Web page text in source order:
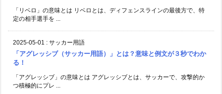
「リベロ」の意味とは リベロとは、ディフェンスラインの最後方で、特
定の相手選手を ...
2025-05-01 : サッカー用語
「アグレッシブ（サッカー用語）」とは？意味と例文が３秒でわか
る！
「アグレッシブ」の意味とは アグレッシブとは、サッカーで、攻撃的か
つ積極的にプレ ...